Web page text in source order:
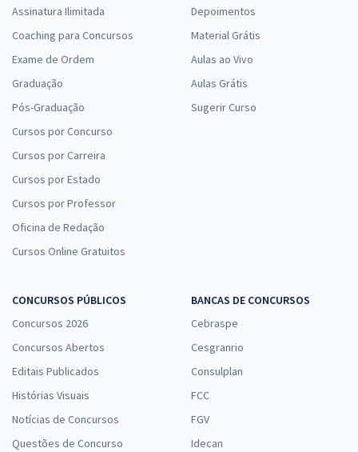
Assinatura Ilimitada
Coaching para Concursos
Exame de Ordem
Graduação
Pós-Graduação
Cursos por Concurso
Cursos por Carreira
Cursos por Estado
Cursos por Professor
Oficina de Redação
Cursos Online Gratuitos
Depoimentos
Material Grátis
Aulas ao Vivo
Aulas Grátis
Sugerir Curso
CONCURSOS PÚBLICOS
Concursos 2026
Concursos Abertos
Editais Publicados
Histórias Visuais
Notícias de Concursos
Questões de Concurso
BANCAS DE CONCURSOS
Cebraspe
Cesgranrio
Consulplan
FCC
FGV
Idecan